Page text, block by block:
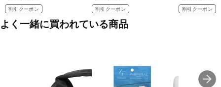
割引クーポン 割引クーポン 割引クーポン
よく一緒に買われている商品